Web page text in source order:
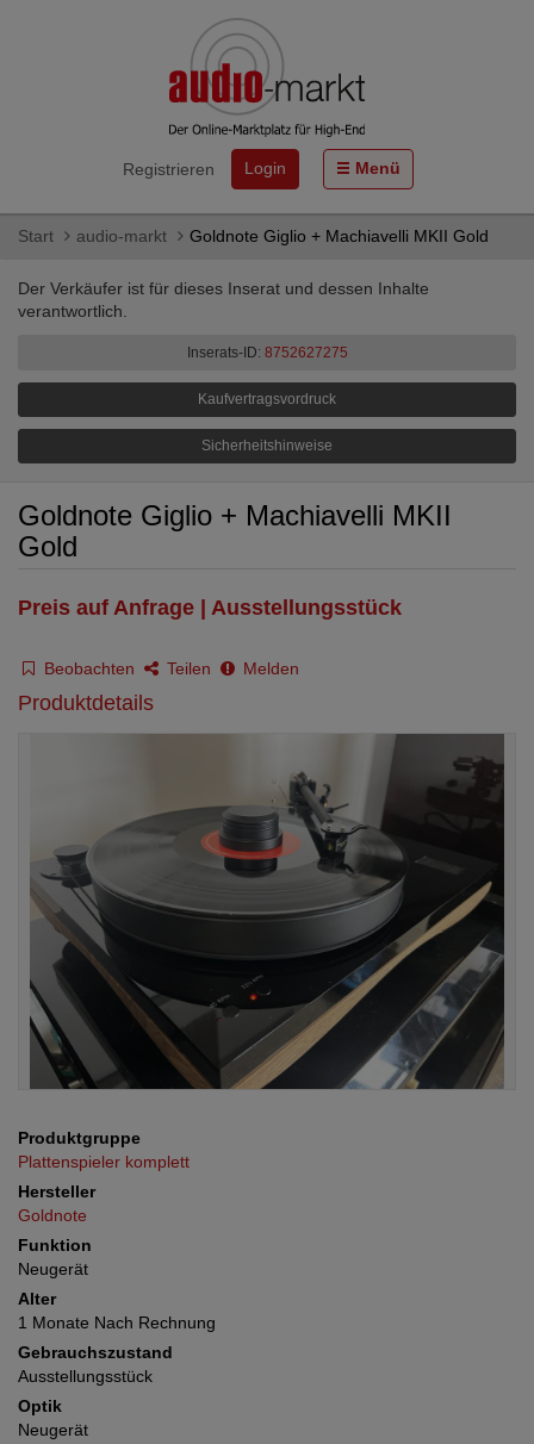
Registrieren Login Menü
Start audio-markt Goldnote Giglio + Machiavelli MKII Gold
Der Verkäufer ist für dieses Inserat und dessen Inhalte
verantwortlich.
Inserats-ID: 8752627275
Kaufvertragsvordruck
Sicherheitshinweise
Goldnote Giglio + Machiavelli MKII
Gold
Preis auf Anfrage | Ausstellungsstück
Beobachten Teilen Melden
Produktdetails
Produktgruppe
Plattenspieler komplett
Hersteller
Goldnote
Funktion
Neugerät
Alter
1 Monate Nach Rechnung
Gebrauchszustand
Ausstellungsstück
Optik
Neugerät